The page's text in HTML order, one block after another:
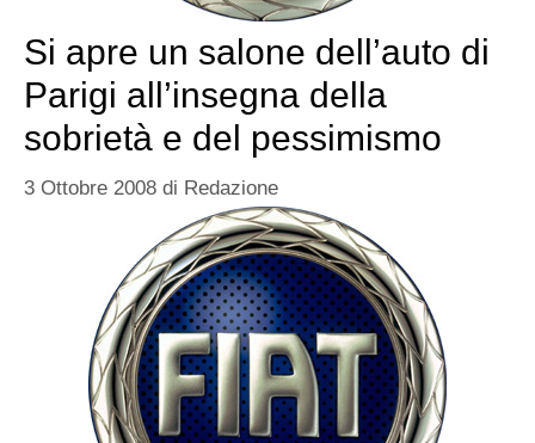
Si apre un salone dell’auto di
Parigi all’insegna della
sobrietà e del pessimismo
3 Ottobre 2008 di Redazione